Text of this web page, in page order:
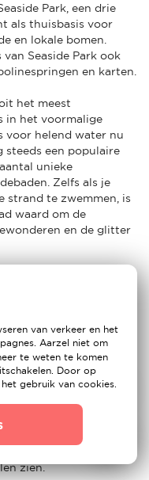
Park, een drie
als thuisbasis voor
en lokale bomen.
Seaside Park ook
en karten.
het meest
in het voormalige
voor helend water nu
een populaire
unieke
Zelfs als je
strand te zwemmen, is
waard om de
en de glitter
te zwemmen. Het
Europa en een
bij Kaap Kolka, waar
samenkomen.
in Ventspils zijn Livu
in Noord-
in Sigulda.
houden, kunnen
zien.
van verkeer en het
Aarzel niet om
te weten te komen
Door op
gebruik van cookies.